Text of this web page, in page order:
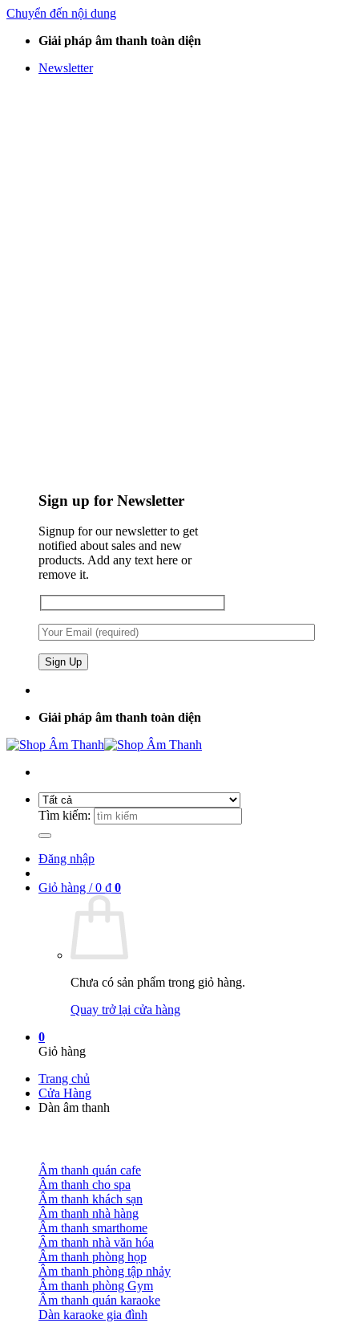
Chuyển đến nội dung
Giải pháp âm thanh toàn diện
Newsletter
Sign up for Newsletter
Signup for our newsletter to get
notified about sales and new
products. Add any text here or
remove it.
Giải pháp âm thanh toàn diện
Tìm kiếm:
Đăng nhập
Giỏ hàng /0 ₫ 0
Chưa có sản phẩm trong giỏ hàng.
Quay trở lại cửa hàng
0
Giỏ hàng
Trang chủ
Cửa Hàng
Dàn âm thanh
Âm thanh quán cafe
Âm thanh cho spa
Âm thanh khách sạn
Âm thanh nhà hàng
Âm thanh smarthome
Âm thanh nhà văn hóa
Âm thanh phòng họp
Âm thanh phòng tập nhảy
Âm thanh phòng Gym
Âm thanh quán karaoke
Dàn karaoke gia đình